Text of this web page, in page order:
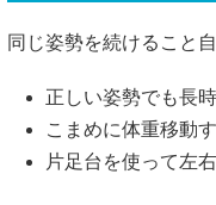
同じ姿勢を続けること
正しい姿勢でも長
こまめに体重移動
片足台を使って左